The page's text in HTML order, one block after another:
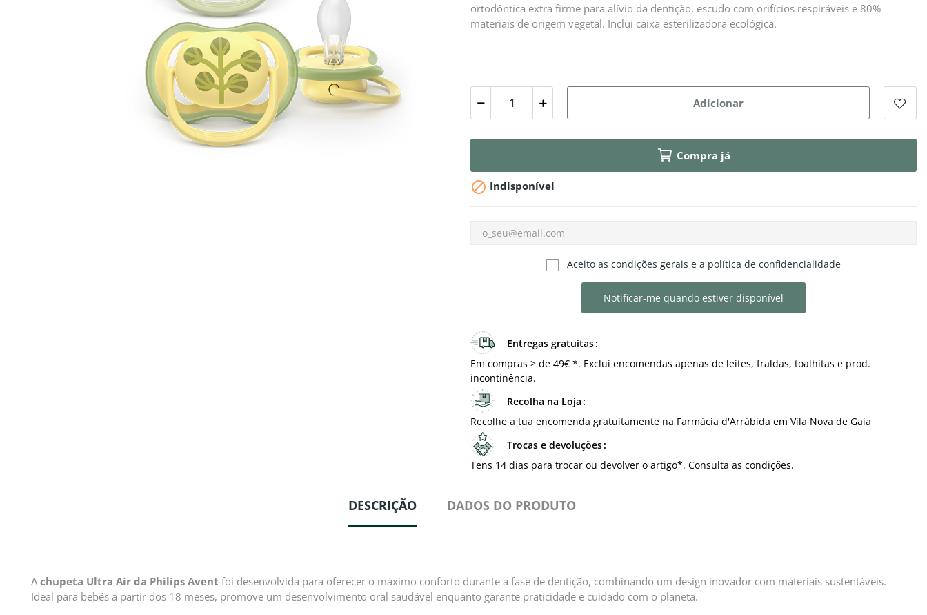
ortodôntica extra firme para alívio da dentição, escudo com orifícios respiráveis e 80%
materiais de origem vegetal. Inclui caixa esterilizadora ecológica.
Adicionar
Compra já
 Indisponível
Aceito as condições gerais e a política de confidencialidade
Notificar-me quando estiver disponível
Entregas gratuitas
Em compras > de 49€ *. Exclui encomendas apenas de leites, fraldas, toalhitas e prod.
incontinência.
Recolha na Loja
Recolhe a tua encomenda gratuitamente na Farmácia d'Arrábida em Vila Nova de Gaia
Trocas e devoluções
Tens 14 dias para trocar ou devolver o artigo*. Consulta as condições.
DESCRIÇÃO DADOS DO PRODUTO
Achupeta Ultra Air da Philips Avent foi desenvolvida para oferecer o máximo conforto durante a fase de dentição, combinando um design inovador com materiais sustentáveis.
Ideal para bebés a partir dos 18 meses, promove um desenvolvimento oral saudável enquanto garante praticidade e cuidado com o planeta.